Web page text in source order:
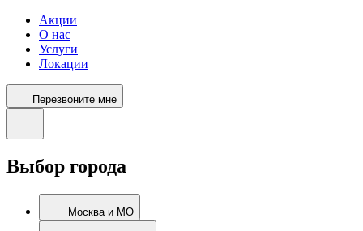
Акции
О нас
Услуги
Локации
Перезвоните мне
Выбор города
Москва и МО